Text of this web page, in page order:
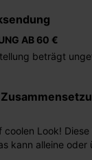
AB 60 €
beträgt
Bestellwert
30 Tagen
kann alleine oder